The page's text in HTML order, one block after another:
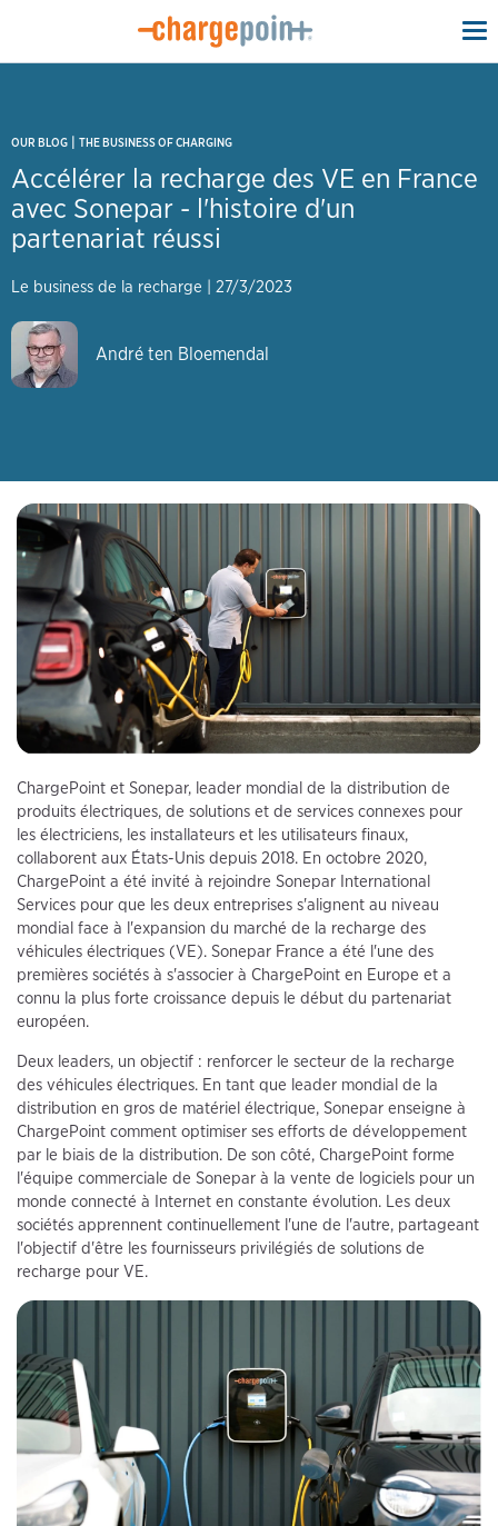
OUR BLOG | THE BUSINESS OF CHARGING
Accélérer la recharge des VE en France
avec Sonepar - l'histoire d'un
partenariat réussi
Le business de la recharge | 27/3/2023
André ten Bloemendal
ChargePoint et Sonepar, leader mondial de la distribution de
produits électriques, de solutions et de services connexes pour
les électriciens, les installateurs et les utilisateurs finaux,
collaborent aux États-Unis depuis 2018. En octobre 2020,
ChargePoint a été invité à rejoindre Sonepar International
Services pour que les deux entreprises s'alignent au niveau
mondial face à l'expansion du marché de la recharge des
véhicules électriques (VE). Sonepar France a été l'une des
premières sociétés à s'associer à ChargePoint en Europe et a
connu la plus forte croissance depuis le début du partenariat
européen.
Deux leaders, un objectif : renforcer le secteur de la recharge
des véhicules électriques. En tant que leader mondial de la
distribution en gros de matériel électrique, Sonepar enseigne à
ChargePoint comment optimiser ses efforts de développement
par le biais de la distribution. De son côté, ChargePoint forme
l'équipe commerciale de Sonepar à la vente de logiciels pour un
monde connecté à Internet en constante évolution. Les deux
sociétés apprennent continuellement l'une de l'autre, partageant
l'objectif d'être les fournisseurs privilégiés de solutions de
recharge pour VE.